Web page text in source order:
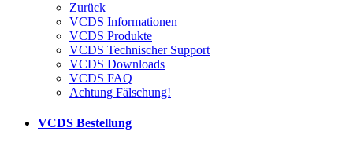
Zurück
VCDS Informationen
VCDS Produkte
VCDS Technischer Support
VCDS Downloads
VCDS FAQ
Achtung Fälschung!
VCDS Bestellung